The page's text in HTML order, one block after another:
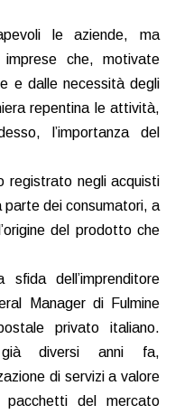
le aziende, ma
che, motivate
e dalle necessità degli
repentina le attività,
l’importanza del
registrato negli acquisti
parte dei consumatori, a
del prodotto che
dell’imprenditore
Manager di Fulmine
privato italiano.
già diversi anni fa,
di servizi a valore
pacchetti del mercato